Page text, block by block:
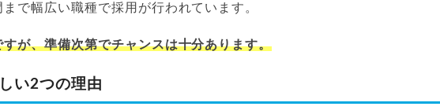
で幅広い職種で採用が行われています。
が、準備次第でチャンスは十分あります。
い2つの理由